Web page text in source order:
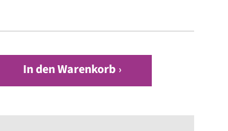
In den Warenkorb